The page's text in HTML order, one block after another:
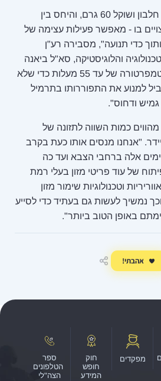
"כל חטיף מכיל 10 גרם חלבון ושוקל 60 גרם, והיחס בין
בו - מאפשר פעילות עצימה של
כדי תנועה", מסבירה רע"ן
והלוגיסטיקה, סא"ל ביאנה
ביידר. "החטיף אמיד בטמפרטורה של עד 55 מעלות כדי שלא
למנוע את התפוררותו בתרמיל
גמיש ודחוס".
כמות השווה לתזונה של
"אנחנו מנסים אותו כעת בקרב
אלה ברחבי הצבא ועד כה
של עוד פריטי מזון בעלי רמת
וטכנולוגיות שימור מזון
נמשיך לעשות גם בעתיד כדי לסייע
באופן הטוב ביותר".
אהבתי!
מפקדים
חוק
חופש
המידע
ספר
הטלפונים
הצה"לי